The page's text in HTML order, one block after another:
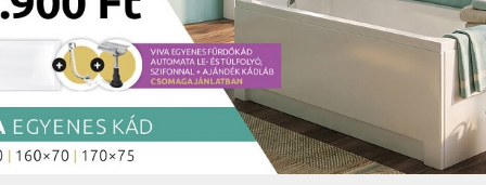
2.550 Ft Kosárba
Termékek
AKTUÁLIS AKCIÓK